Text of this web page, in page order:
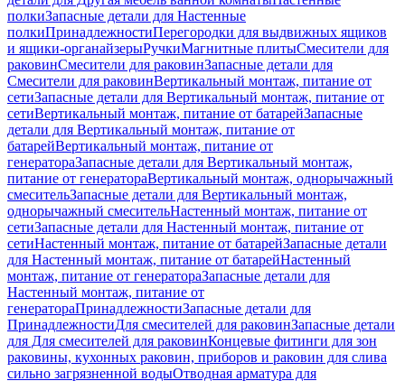
полкиЗапасные детали для Настенные
полкиПринадлежностиПерегородки для выдвижных ящиков
и ящики-органайзерыРучкиМагнитные плитыСмесители для
раковинСмесители для раковинЗапасные детали для
Смесители для раковинВертикальный монтаж, питание от
сетиЗапасные детали для Вертикальный монтаж, питание от
сетиВертикальный монтаж, питание от батарейЗапасные
детали для Вертикальный монтаж, питание от
батарейВертикальный монтаж, питание от
генератораЗапасные детали для Вертикальный монтаж,
питание от генератораВертикальный монтаж, однорычажный
смесительЗапасные детали для Вертикальный монтаж,
однорычажный смесительНастенный монтаж, питание от
сетиЗапасные детали для Настенный монтаж, питание от
сетиНастенный монтаж, питание от батарейЗапасные детали
для Настенный монтаж, питание от батарейНастенный
монтаж, питание от генератораЗапасные детали для
Настенный монтаж, питание от
генератораПринадлежностиЗапасные детали для
ПринадлежностиДля смесителей для раковинЗапасные детали
для Для смесителей для раковинКонцевые фитинги для зон
раковины, кухонных раковин, приборов и раковин для слива
сильно загрязненной водыОтводная арматура для